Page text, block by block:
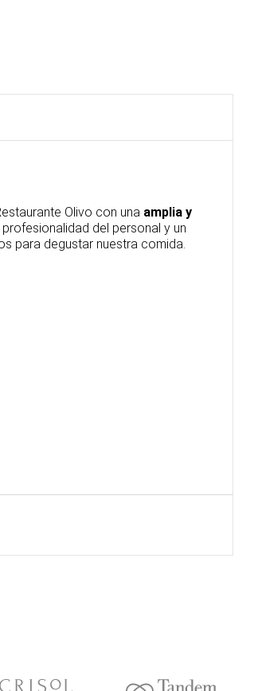
Olivo con una amplia y
profesionalidad del personal y un
para degustar nuestra comida.